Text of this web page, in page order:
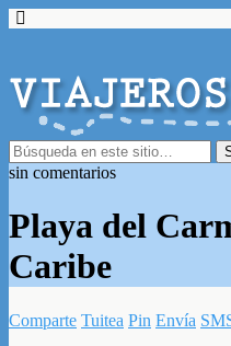
sin comentarios
Playa del
Caribe
Comparte Tuitea Pin Envía